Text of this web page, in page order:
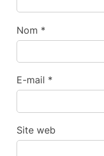
Nom *
E-mail *
Site web